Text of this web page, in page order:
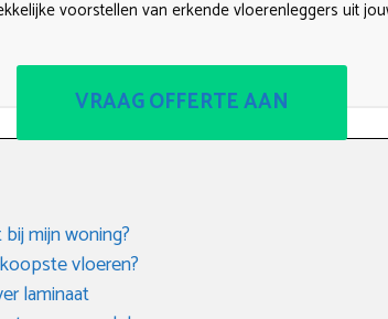
voorstellen van erkende vloerenleggers uit
VRAAG OFFERTE AAN
mijn woning?
vloeren?
laminaat